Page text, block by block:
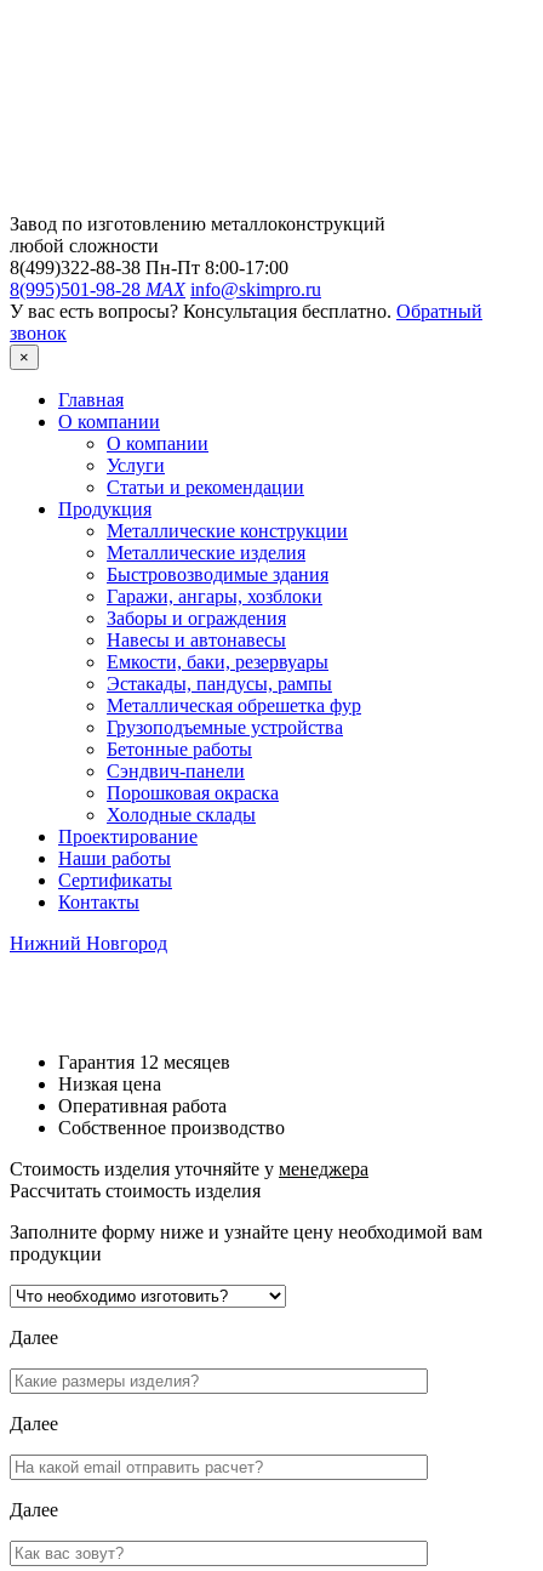
Завод по изготовлению металлоконструкций
любой сложности
8(499)322-88-38 Пн-Пт 8:00-17:00
8(995)501-98-28 MAX info@skimpro.ru
У вас есть вопросы? Консультация бесплатно. Обратный
звонок
×
Главная
О компании
О компании
Услуги
Статьи и рекомендации
Продукция
Металлические конструкции
Металлические изделия
Быстровозводимые здания
Гаражи, ангары, хозблоки
Заборы и ограждения
Навесы и автонавесы
Емкости, баки, резервуары
Эстакады, пандусы, рампы
Металлическая обрешетка фур
Грузоподъемные устройства
Бетонные работы
Сэндвич-панели
Порошковая окраска
Холодные склады
Проектирование
Наши работы
Сертификаты
Контакты
Нижний Новгород
Гарантия 12 месяцев
Низкая цена
Оперативная работа
Собственное производство
Стоимость изделия уточняйте у менеджера
Рассчитать стоимость изделия
Заполните форму ниже и узнайте цену необходимой вам
продукции
Далее
Далее
Далее